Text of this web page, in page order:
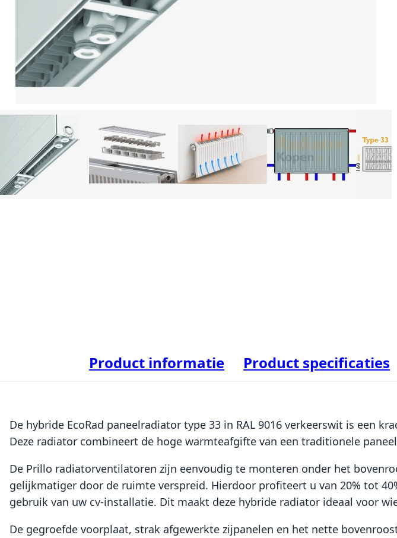
Product informatie
De hybride EcoRad paneelradiator type 33 in RAL 9016 verkeerswit is een
Deze radiator combineert de hoge warmteafgifte van een traditionele
De Prillo radiatorventilatoren zijn eenvoudig te monteren onder het
gelijkmatiger door de ruimte verspreid. Hierdoor profiteert u van 20% tot
gebruik van uw cv-installatie. Dit maakt deze hybride radiator ideaal voor
De gegroefde voorplaat, strak afgewerkte zijpanelen en het nette
Product specificaties